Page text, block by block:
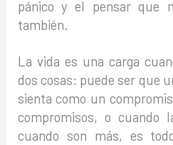
pánico y el pensar que
también.
La vida es una carga
dos cosas: puede ser que
sienta como un
compromisos, o cuando
cuando son más, es